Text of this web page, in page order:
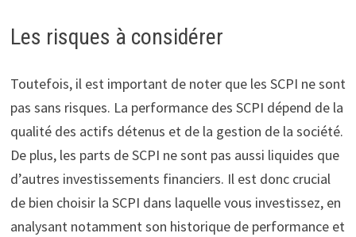
Les risques à considérer
Toutefois, il est important de noter que les SCPI ne sont
pas sans risques. La performance des SCPI dépend de la
qualité des actifs détenus et de la gestion de la société.
De plus, les parts de SCPI ne sont pas aussi liquides que
d’autres investissements financiers. Il est donc crucial
de bien choisir la SCPI dans laquelle vous investissez, en
analysant notamment son historique de performance et